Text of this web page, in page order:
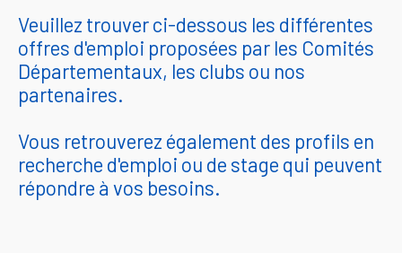
Veuillez trouver ci-dessous les différentes
offres d'emploi proposées par les Comités
Départementaux, les clubs ou nos
partenaires.
Vous retrouverez également des profils en
recherche d'emploi ou de stage qui peuvent
répondre à vos besoins.